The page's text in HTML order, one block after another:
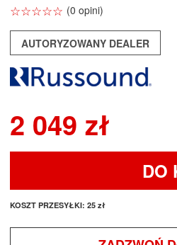
☆☆☆☆☆
★★★★★ (0 opini)
AUTORYZOWANY DEALER
2 049 zł
DO
KOSZT PRZESYŁKI: 25 zł